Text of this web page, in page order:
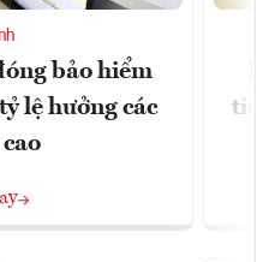
bảo hiểm
lệ hưởng các